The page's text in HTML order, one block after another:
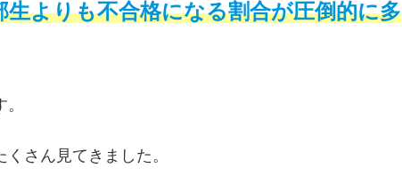
生よりも不合格になる割合が圧倒的に多
さん見てきました。